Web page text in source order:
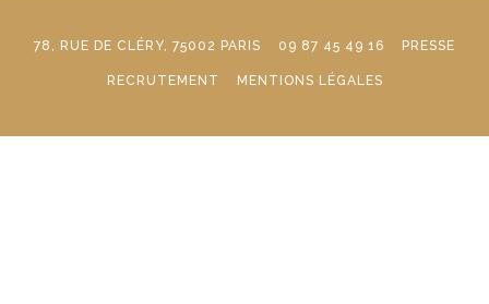
78, RUE DE CLÉRY, 75002 PARIS 09 87 45 49 16 PRESSE
RECRUTEMENT MENTIONS LÉGALES